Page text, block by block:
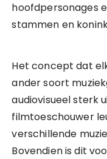
hoofdpersonages
stammen en
Het concept dat
ander soort
audiovisueel sterk
filmtoeschouwer
verschillende
Bovendien is dit